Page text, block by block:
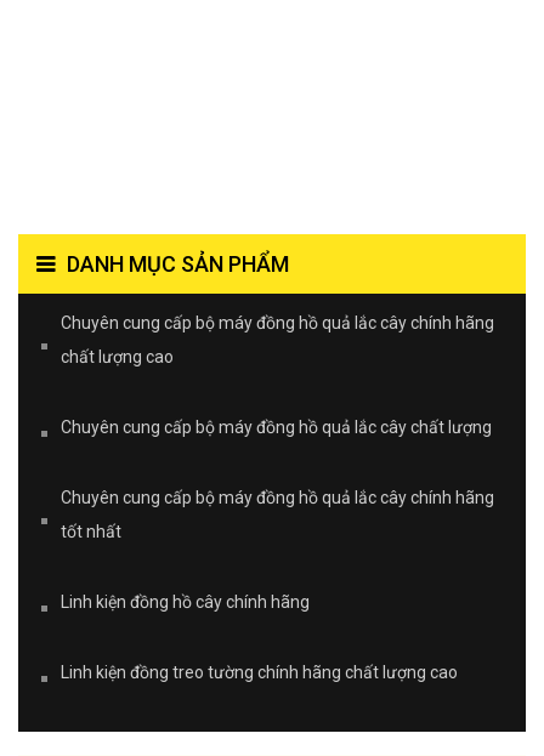
DANH MỤC SẢN PHẨM
Chuyên cung cấp bộ máy đồng hồ quả lắc cây chính hãng
chất lượng cao
Chuyên cung cấp bộ máy đồng hồ quả lắc cây chất lượng
Chuyên cung cấp bộ máy đồng hồ quả lắc cây chính hãng
tốt nhất
Linh kiện đồng hồ cây chính hãng
Linh kiện đồng treo tường chính hãng chất lượng cao